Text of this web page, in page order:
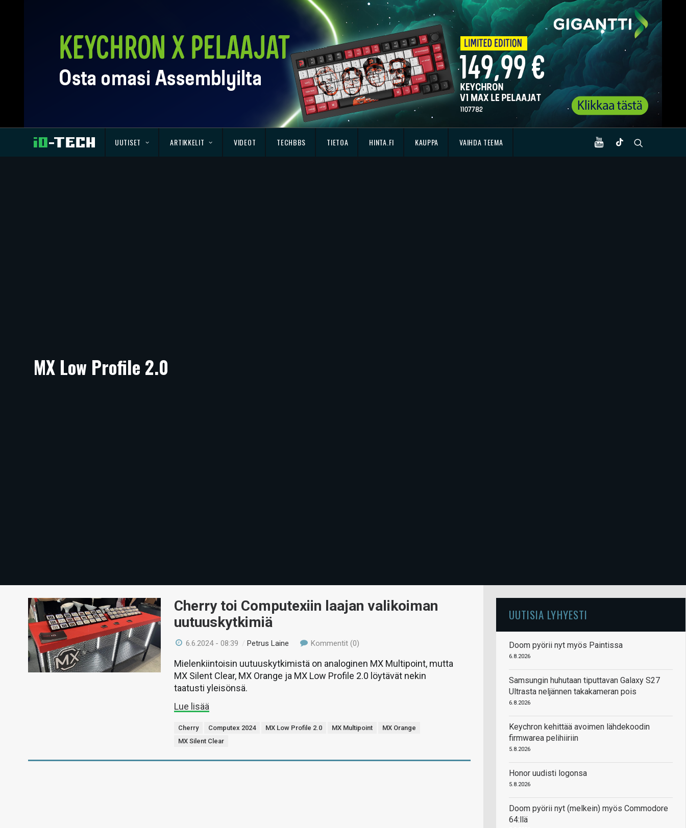
UUTISET ARTIKKELIT VIDEOT TECHBBS TIETOA HINTA.FI KAUPPA VAIHDA TEEMA
MX Low Profile 2.0
Cherry toi Computexiin laajan valikoiman
uutuuskytkimiä
6.6.2024 - 08:39 /Petrus Laine Kommentit (0)
Mielenkiintoisin uutuuskytkimistä on analoginen MX Multipoint, mutta
MX Silent Clear, MX Orange ja MX Low Profile 2.0 löytävät nekin
taatusti yleisönsä.
Lue lisää
Cherry Computex 2024 MX Low Profile 2.0 MX Multipoint
MX Orange
MX Silent Clear
UUTISIA LYHYESTI
Doom pyörii nyt myös Paintissa
6.8.2026
Samsungin huhutaan tiputtavan Galaxy S27
Ultrasta neljännen takakameran pois
6.8.2026
Keychron kehittää avoimen lähdekoodin
firmwarea pelihiiriin
5.8.2026
Honor uudisti logonsa
5.8.2026
Doom pyörii nyt (melkein) myös Commodore
64:llä